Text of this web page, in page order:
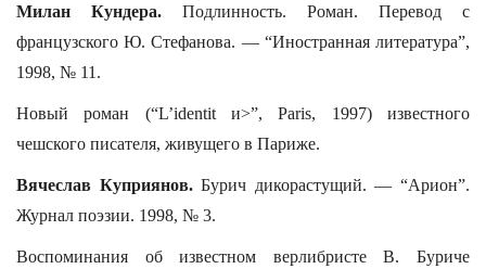
Милан Кундера. Подлинность. Роман. Перевод с
французского Ю. Стефанова. — “Иностранная литература”,
1998, № 11.
Новый роман (“L’identit и>”, Paris, 1997) известного
чешского писателя, живущего в Париже.
Вячеслав Куприянов.Бурич дикорастущий. — “Арион”.
Журнал поэзии. 1998, № 3.
Воспоминания об известном верлибристе В. Буриче